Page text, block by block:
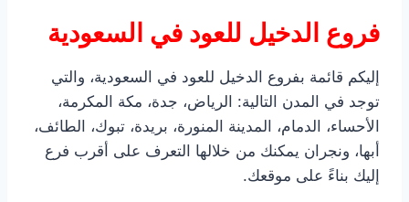
فروع الدخيل للعود في السعودية
إليكم قائمة بفروع الدخيل للعود في السعودية، والتي
توجد في المدن التالية: الرياض، جدة، مكة المكرمة،
الأحساء، الدمام، المدينة المنورة، بريدة، تبوك، الطائف،
أبها، ونجران يمكنك من خلالها التعرف على أقرب فرع
إليك بناءً على موقعك.